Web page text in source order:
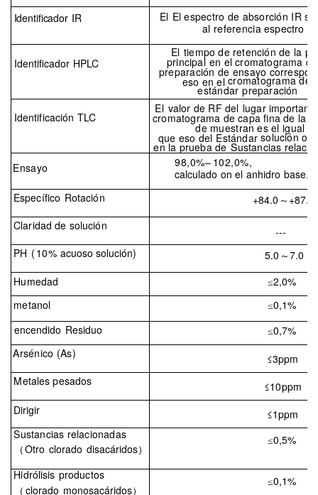
Identificador IR El El espectro de absorción IR
al referenciaespectro
Identificador HPLC
El tiempo de retención de la
principal en el cromatograma
preparación de ensayo
eso en elcromatograma del
estándar preparación
Identificación TLC
El valor de RF del lugar importante
cromatograma de capa fina de la
de muestran es el igual
que eso del Estándarsolución
en la prueba de Sustancias
Ensayo
98,0%– 102,0%,
calculado on el anhidro base.
Específico Rotación +84.0 ～
Claridad de solución
---
PH ( 10% acuoso solución) 5.0 ～ 7.0
Humedad
≤2,0%
metanol
≤0,1%
encendido Residuo ≤0,7%
Arsénico (As)
≤3ppm
Metales pesados
≤10ppm
Dirigir
≤1ppm
Sustancias relacionadas
（Otro clorado disacáridos）
≤0,5%
Hidrólisis productos
（ clorado monosacáridos）
≤0,1%